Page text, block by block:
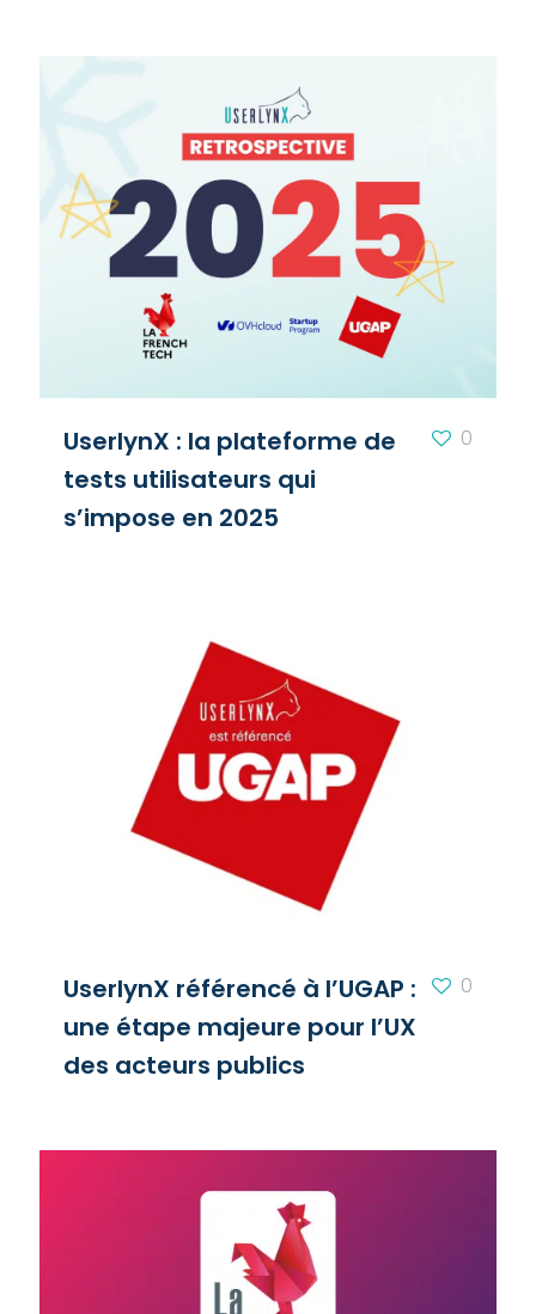
UserlynX : la plateforme de
tests utilisateurs qui
s’impose en 2025​
0
UserlynX référencé à l’UGAP :
une étape majeure pour l’UX
des acteurs publics
0